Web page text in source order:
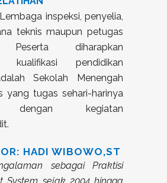
inspeksi, penyelia,
teknis maupun petugas
Peserta diharapkan
kualifikasi pendidikan
Sekolah Menengah
yang tugas sehari-harinya
dengan kegiatan
HADI WIBOWO,ST
sebagai Praktisi